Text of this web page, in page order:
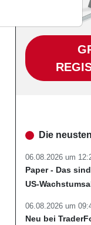
Die
06.08.2026 um
Paper - Das
US-
06.08.2026 um
Neu bei